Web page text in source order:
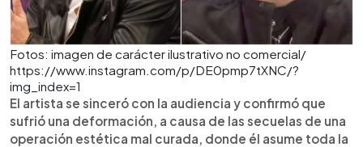
Fotos: imagen de carácter ilustrativo no comercial/
https://www.instagram.com/p/DE0pmp7tXNC/?
img_index=1
El artista se sinceró con la audiencia y confirmó que
sufrió una deformación, a causa de las secuelas de una
operación estética mal curada, donde él asume toda la